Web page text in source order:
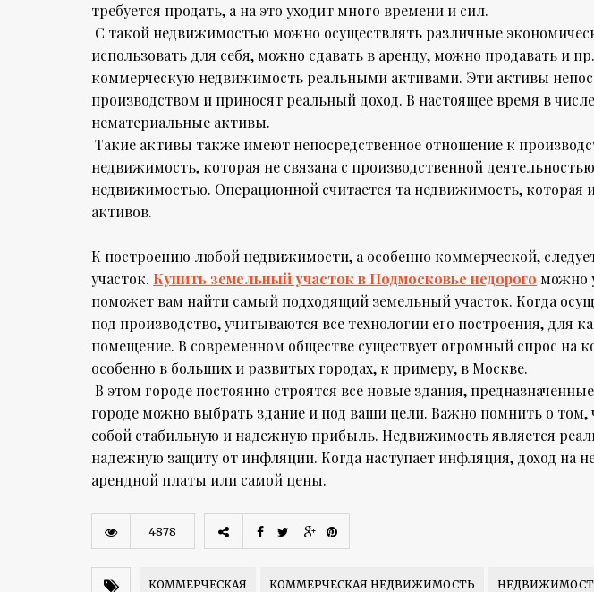
требуется продать, а на это уходит много времени и сил.
С такой недвижимостью можно осуществлять различные
использовать для себя, можно сдавать в аренду, можно продавать и
коммерческую недвижимость реальными активами. Эти активы
производством и приносят реальный доход. В настоящее время в
нематериальные активы.
Такие активы также имеют непосредственное отношение к
недвижимость, которая не связана с производственной
недвижимостью. Операционной считается та недвижимость, которая
активов.
К построению любой недвижимости, а особенно коммерческой,
участок. Купить земельный участок в Подмосковье недорого можно
поможет вам найти самый подходящий земельный участок. Когда
под производство, учитываются все технологии его построения, для
помещение. В современном обществе существует огромный спрос на
особенно в больших и развитых городах, к примеру, в Москве.
В этом городе постоянно строятся все новые здания,
городе можно выбрать здание и под ваши цели. Важно помнить о том,
собой стабильную и надежную прибыль. Недвижимость является
надежную защиту от инфляции. Когда наступает инфляция, доход на
арендной платы или самой цены.
4878
КОММЕРЧЕСКАЯ КОММЕРЧЕСКАЯ НЕДВИЖИМОСТЬ